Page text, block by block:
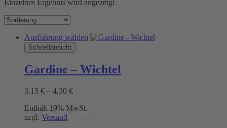
Einzelnes Ergebnis wird angezeigt
Ausführung wählen Dieses
mehrere
Varianten
Schnellansicht
Gardine – Wichtel
3,15 € – 4,30 €Preisspanne:
bis
Enthält 19% MwSt.
zzgl. Versand